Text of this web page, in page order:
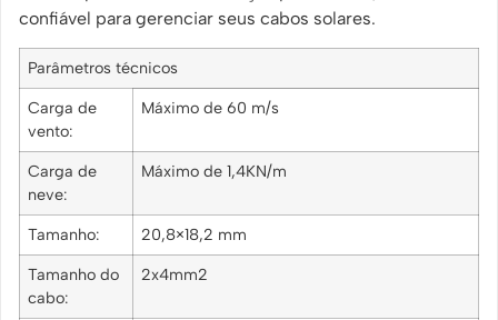
confiável para gerenciar seus cabos solares.
Parâmetros técnicos
Carga de
vento:
Máximo de 60 m/s
Carga de
neve:
Máximo de 1,4KN/m
Tamanho:
20,8×18,2 mm
Tamanho do
cabo:
2x4mm2